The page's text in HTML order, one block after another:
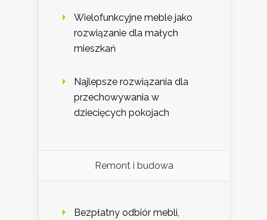
Wielofunkcyjne meble jako
rozwiązanie dla małych
mieszkań
Najlepsze rozwiązania dla
przechowywania w
dziecięcych pokojach
Remont i budowa
Bezpłatny odbiór mebli,